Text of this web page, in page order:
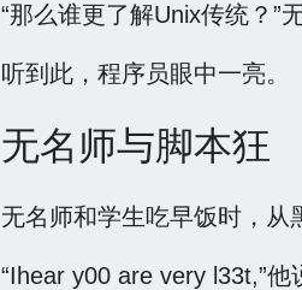
“那么谁更了解Unix传统？”
听到此，程序员眼中一亮。
无名师与脚本狂
无名师和学生吃早饭时，从
“Ihear y00 are very l33t,”他